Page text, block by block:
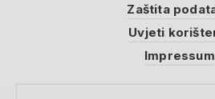
Zaštita
Uvjeti
Impressum